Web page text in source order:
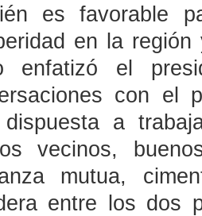
es favorable
en la
enfatizó el
con el
a
vecinos,
mutua,
entre los dos